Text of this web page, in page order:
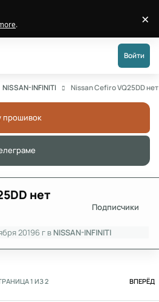
. ×
Войти
NISSAN-INFINITI Nissan Cefiro VQ25DD
прошивок
нет
Подписчики
20196 г в NISSAN-INFINITI
ВПЕРЁД
1 ИЗ 2